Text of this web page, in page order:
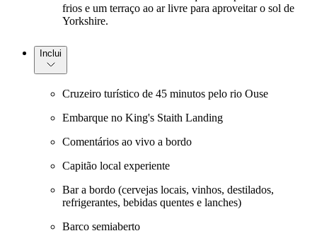
frios e um terraço ao ar livre para aproveitar o sol de
Yorkshire.
Inclui
Cruzeiro turístico de 45 minutos pelo rio Ouse
Embarque no King's Staith Landing
Comentários ao vivo a bordo
Capitão local experiente
Bar a bordo (cervejas locais, vinhos, destilados,
refrigerantes, bebidas quentes e lanches)
Barco semiaberto